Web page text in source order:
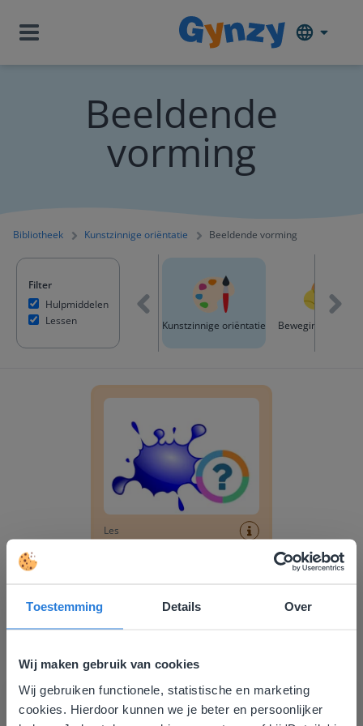
Toestemming Details Over
Wij maken gebruik van cookies
Wij gebruiken functionele, statistische en marketing
cookies. Hierdoor kunnen we je beter en persoonlijker
Beeldende
vorming
Bibliotheek Kunstzinnige oriëntatie Beeldende vorming
Filter
Hulpmiddelen
LessenWereldoriëntatie Kunstzinnige oriëntatie
Les
Digi-doener: Tekenen als Escher, 2D en 3D
Deze website komt niet